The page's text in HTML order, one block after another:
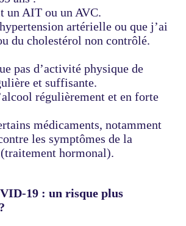
un AIT ou un AVC.
artérielle ou que j’ai
du cholestérol non contrôlé.
pas d’activité physique de
et suffisante.
régulièrement et en forte
médicaments, notamment
les symptômes de la
(traitement hormonal).
19 : un risque plus